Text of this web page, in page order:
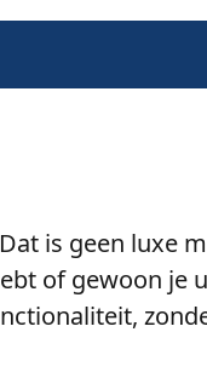
is geen luxe
of gewoon je